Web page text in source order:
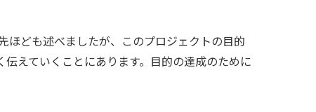
ども述べましたが、このプロジェクトの目的
えていくことにあります。目的の達成のために